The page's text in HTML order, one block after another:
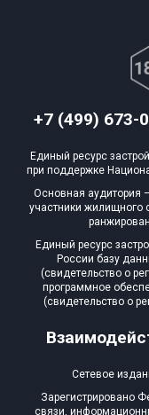
+7 (499) 673-
Единый ресурс
при поддержке
Основная аудитория
участники жилищного
Единый ресурс
России базу
(свидетельство о
программное
(свидетельство о
Сетевое
Зарегистрировано
связи,